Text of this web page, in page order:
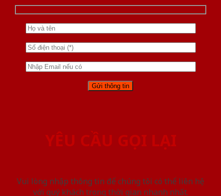
YÊU CẦU GỌI LẠI
Vui lòng nhập thông tin để chúng tôi có thể liên hệ
với quý khách trong thời gian nhanh nhất.